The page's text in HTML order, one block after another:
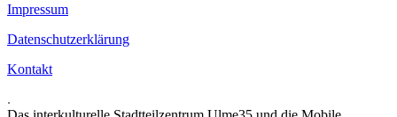
Impressum
Datenschutzerklärung
Kontakt
.